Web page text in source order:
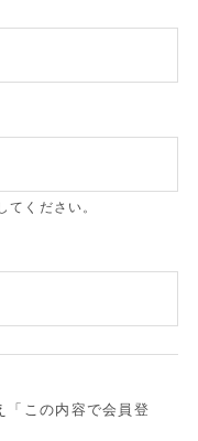
てください。
「この内容で会員登